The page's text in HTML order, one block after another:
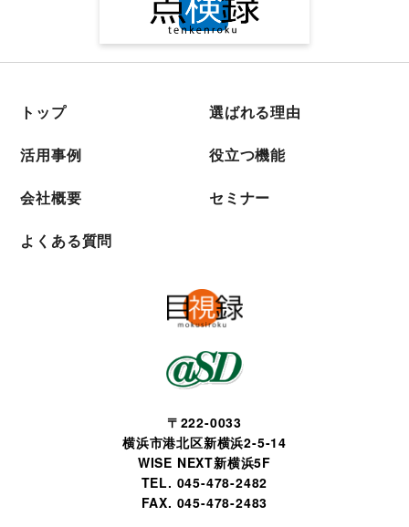
トップ 選ばれる理由
活用事例 役立つ機能
会社概要 セミナー
よくある質問
〒222-0033
横浜市港北区新横浜2-5-14
WISE NEXT新横浜5F
TEL. 045-478-2482
FAX. 045-478-2483